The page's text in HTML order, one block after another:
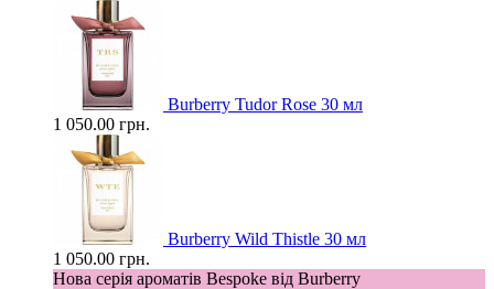
Burberry Tudor Rose 30 мл
1 050.00 грн.
Burberry Wild Thistle 30 мл
1 050.00 грн.
Нова серія ароматів Bespoke від Burberry